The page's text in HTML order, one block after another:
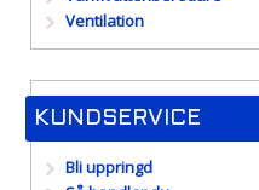
Ventilation
KUNDSERVICE
Bli uppringd